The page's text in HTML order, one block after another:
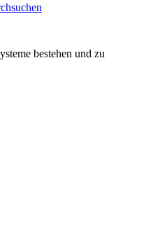
bestehen und zu